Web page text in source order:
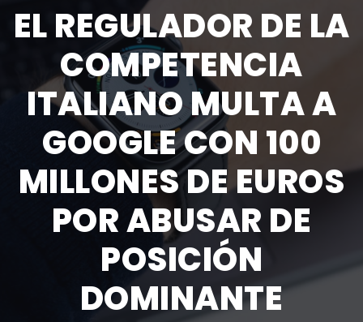
EL REGULADOR DE LA
COMPETENCIA
ITALIANO MULTA A
GOOGLE CON 100
MILLONES DE EUROS
POR ABUSAR DE
POSICIÓN
DOMINANTE